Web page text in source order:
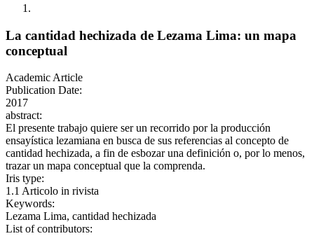
La cantidad hechizada de Lezama Lima: un mapa
conceptual
Academic Article
Publication Date:
2017
abstract:
El presente trabajo quiere ser un recorrido por la producción
ensayística lezamiana en busca de sus referencias al concepto de
cantidad hechizada, a fin de esbozar una definición o, por lo menos,
trazar un mapa conceptual que la comprenda.
Iris type:
1.1 Articolo in rivista
Keywords:
Lezama Lima, cantidad hechizada
List of contributors: